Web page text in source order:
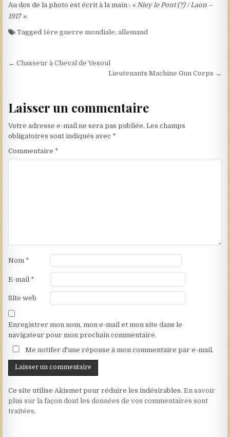
Au dos de la photo est écrit à la main : « Niey le Pont (?) / Laon –
1917 ».
Tagged 1ère guerre mondiale,allemand
Navigation de l’article
← Chasseur à Cheval de Vesoul
Lieutenants Machine Gun Corps →
Laisser un commentaire
Votre adresse e-mail ne sera pas publiée. Les champs
obligatoires sont indiqués avec *
Commentaire *
Nom *
E-mail *
Site web
Enregistrer mon nom, mon e-mail et mon site dans le
navigateur pour mon prochain commentaire.
Me notifer d'une réponse à mon commentaire par e-mail.
Ce site utilise Akismet pour réduire les indésirables.En savoir
plus sur la façon dont les données de vos commentaires sont
traitées.